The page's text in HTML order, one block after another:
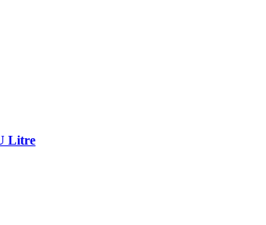
Litre